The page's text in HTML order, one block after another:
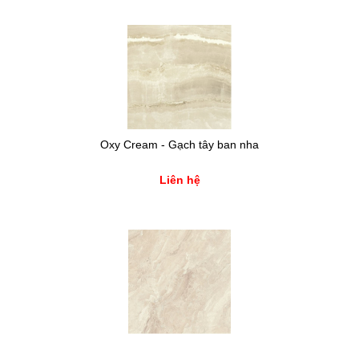
Oxy Cream - Gạch tây ban nha
Liên hệ